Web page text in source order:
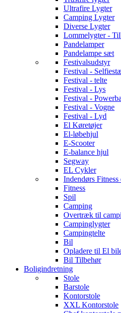
Ultrafire Lygter
Camping Lygter
Diverse Lygter
Lommelygter -
Pandelamper
Pandelampe sæt
Festivalsudstyr
Festival -
Festival - telte
Festival - Lys
Festival -
Festival - Vogne
Festival - Lyd
El Køretøjer
El-løbehjul
E-Scooter
E-balance hjul
Segway
EL Cykler
Indendørs Fitness
Fitness
Spil
Camping
Overtræk til
Campinglygter
Campingtelte
Bil
Opladere til El
Bil Tilbehør
Boligindretning
Stole
Barstole
Kontorstole
XXL Kontorstole